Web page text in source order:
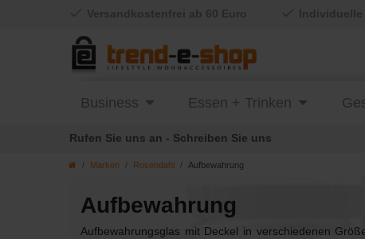
Marken Rosendahl Aufbewahrung
Business Essen + Trinken
Rufen Sie uns an - Schreiben Sie uns
Aufbewahrung
Aufbewahrungsglas mit Deckel in verschiedenen